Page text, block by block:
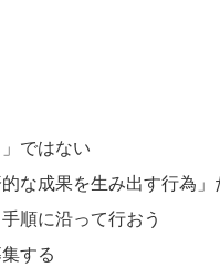
ではない
な成果を生み出す行為」
順に沿って行おう
する